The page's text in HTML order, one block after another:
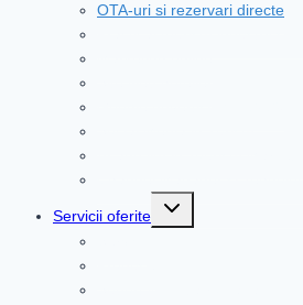
OTA-uri si rezervari directe
Servicii oferite
Toggle